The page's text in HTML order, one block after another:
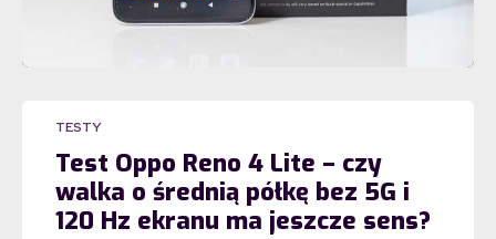
TESTY
Test Oppo Reno 4 Lite – czy
walka o średnią półkę bez 5G i
120 Hz ekranu ma jeszcze sens?